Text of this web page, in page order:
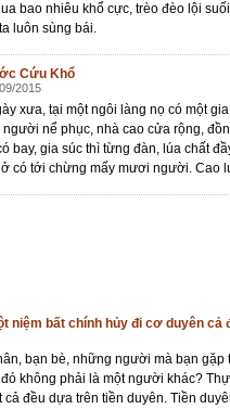
bao nhiêu khổ cực, trèo đèo lội
luôn sùng bái.
Cứu Khổ
2015
xưa, tại một ngôi làng nọ có một
nể phục, nhà cao cửa rộng,
bay, gia súc thì từng đàn, lúa chất
có tới chừng mấy mươi người. Cao
niệm bất chính hủy đi cơ duyên cả
bạn bè, những người mà bạn gặp
không phải là một người khác?
đều dựa trên tiền duyên. Tiền